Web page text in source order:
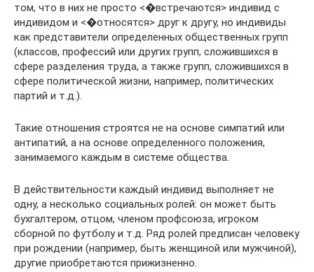
том, что в них не просто <�встречаются> индивид с
индивидом и <�относятся> друг к другу, но индивиды
как представители определенных общественных групп
(классов, профессий или других групп, сложившихся в
сфере разделения труда, а также групп, сложившихся в
сфере политической жизни, например, политических
партий и т.д.).
Такие отношения строятся не на основе симпатий или
антипатий, а на основе определенного положения,
занимаемого каждым в системе общества.
В действительности каждый индивид выполняет не
одну, а несколько социальных ролей: он может быть
бухгалтером, отцом, членом профсоюза, игроком
сборной по футболу и т.д. Ряд ролей предписан человеку
при рождении (например, быть женщиной или мужчиной),
другие приобретаются прижизненно.